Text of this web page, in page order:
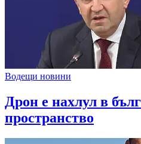
Водещи новини
Дрон е нахлул в
пространство